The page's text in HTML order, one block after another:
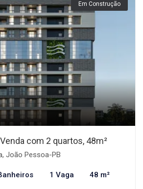
Em Construção
com 2 quartos, 48m²
João Pessoa-PB
1 Vaga 48 m²